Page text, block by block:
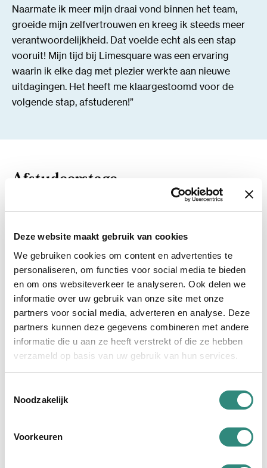
Deze website maakt gebruik van cookies
We gebruiken cookies om content en advertenties te
personaliseren, om functies voor social media te bieden
en om ons websiteverkeer te analyseren. Ook delen we
informatie over uw gebruik van onze site met onze
partners voor social media, adverteren en analyse. Deze
partners kunnen deze gegevens combineren met andere
informatie die u aan ze heeft verstrekt of die ze hebben
verzameld op basis van uw gebruik van hun services.
Noodzakelijk
Voorkeuren
Naarmate ik meer mijn draai vond binnen het team,
groeide mijn zelfvertrouwen en kreeg ik steeds meer
verantwoordelijkheid. Dat voelde echt als een stap
vooruit! Mijn tijd bij Limesquare was een ervaring
waarin ik elke dag met plezier werkte aan nieuwe
uitdagingen. Het heeft me klaargestoomd voor de
volgende stap, afstuderen!”
Afstudeerstage
opschieten met elke collega. In de laatste fase van zijn
studie Commerciële Economie aan de Saxion
Hogeschool, is hij geïnteresseerd in de processen van
onze organisatie, maar vooral ook hoe nieuwe
ontwikkelingen in de bestaande processen passen.
Doorgegroeid van student naar professional, Jochem
is helemaal klaar voor het werkveld!
Jochem vertelt
beziggehouden met mijn onderzoek over de wereld
kansen én uitdagingen die AI biedt voor Limesquare.